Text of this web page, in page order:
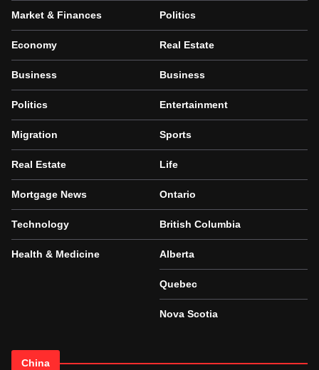
Market & Finances
Economy
Business
Politics
Migration
Real Estate
Mortgage News
Technology
Health & Medicine
Politics
Real Estate
Business
Entertainment
Sports
Life
Ontario
British Columbia
Alberta
Quebec
Nova Scotia
China